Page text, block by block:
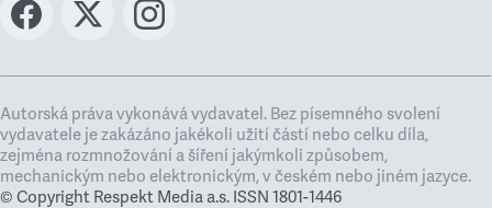
Autorská práva vykonává vydavatel. Bez písemného svolení
vydavatele je zakázáno jakékoli užití částí nebo celku díla,
zejména rozmnožování a šíření jakýmkoli způsobem,
mechanickým nebo elektronickým, v českém nebo jiném jazyce.
© Copyright Respekt Media a.s. ISSN 1801-1446